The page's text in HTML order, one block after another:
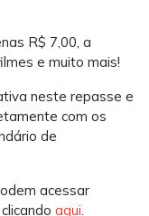
R$ 7,00, a
e muito mais!
neste repasse e
com os
de
acessar
aqui.